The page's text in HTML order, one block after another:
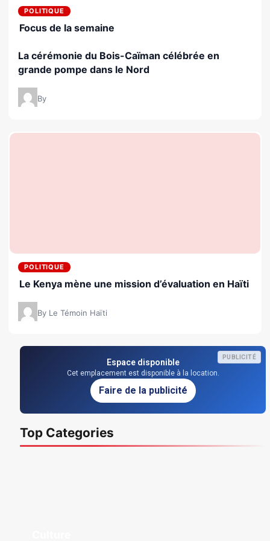
POLITIQUE
Focus de la semaine
La cérémonie du Bois-Caïman célébrée en
grande pompe dans le Nord
By
POLITIQUE
Le Kenya mène une mission d’évaluation en Haïti
By Le Témoin Haïti
PUBLICITÉ
Espace disponible
Cet emplacement est disponible à la location.
Faire de la publicité
Top Categories